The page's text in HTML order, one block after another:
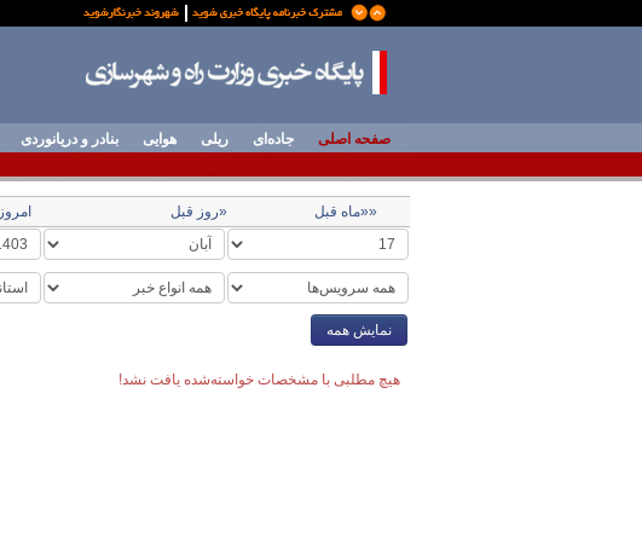
صفحه اصلی جاده‌ای ریلی هوایی بنادر و دریانوردی
««ماه قبل «روز قبل امروز
نمایش همه
هیچ مطلبی با مشخصات خواسته‌شده یافت نشد!